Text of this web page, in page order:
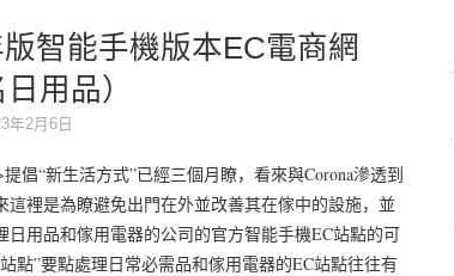
智能手機版本EC電商網
用品）
年2月6日
倡“新生活方式”已經三個月瞭，看來與Corona滲透到
裡是為瞭避免出門在外並改善其在傢中的設施，並
用品和傢用電器的公司的官方智能手機EC站點的可
點”要點處理日常必需品和傢用電器的EC站點往往有